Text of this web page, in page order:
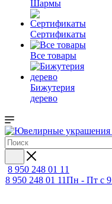
Шармы
Сертификаты
Все товары
Бижутерия
дерево
8 950 248 01 11
8 950 248 01 11Пн - Пт с